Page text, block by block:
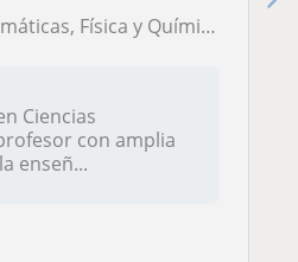
en ESO, Bachillerato y preparación de Selectividad
Ciencias
con amplia
enseñ...